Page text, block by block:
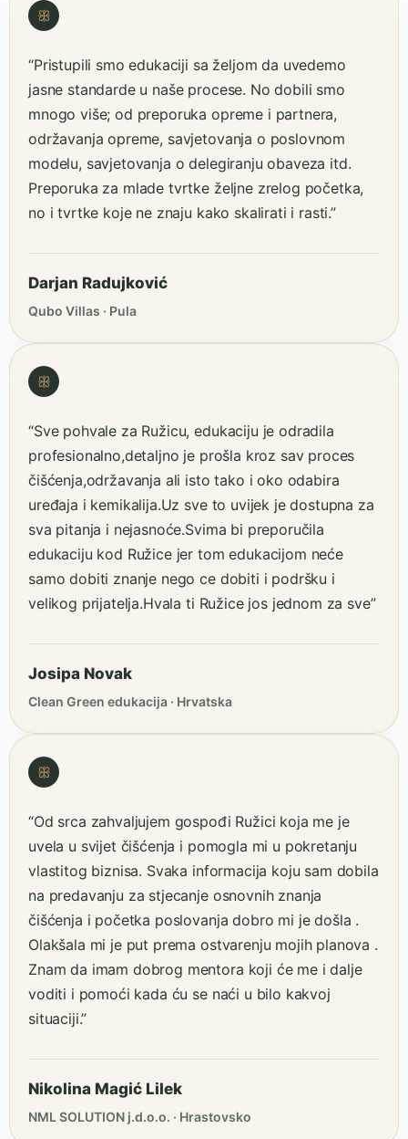
ꕥ
“Pristupili smo edukaciji sa željom da uvedemo
jasne standarde u naše procese. No dobili smo
mnogo više; od preporuka opreme i partnera,
održavanja opreme, savjetovanja o poslovnom
modelu, savjetovanja o delegiranju obaveza itd.
Preporuka za mlade tvrtke željne zrelog početka,
no i tvrtke koje ne znaju kako skalirati i rasti.”
Darjan Radujković
Qubo Villas · Pula
ꕥ
“Sve pohvale za Ružicu, edukaciju je odradila
profesionalno,detaljno je prošla kroz sav proces
čišćenja,održavanja ali isto tako i oko odabira
uređaja i kemikalija.Uz sve to uvijek je dostupna za
sva pitanja i nejasnoće.Svima bi preporučila
edukaciju kod Ružice jer tom edukacijom neće
samo dobiti znanje nego ce dobiti i podršku i
velikog prijatelja.Hvala ti Ružice jos jednom za sve”
Josipa Novak
Clean Green edukacija · Hrvatska
ꕥ
“Od srca zahvaljujem gospođi Ružici koja me je
uvela u svijet čišćenja i pomogla mi u pokretanju
vlastitog biznisa. Svaka informacija koju sam dobila
na predavanju za stjecanje osnovnih znanja
čišćenja i početka poslovanja dobro mi je došla .
Olakšala mi je put prema ostvarenju mojih planova .
Znam da imam dobrog mentora koji će me i dalje
voditi i pomoći kada ću se naći u bilo kakvoj
situaciji.”
Nikolina Magić Lilek
NML SOLUTION j.d.o.o. · Hrastovsko